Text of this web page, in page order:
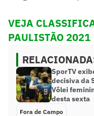
VEJA
PAULISTÃO 2021
SporTV
decisiva da
Vôlei
desta sexta
Fora de Campo